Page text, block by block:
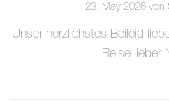
23. May 2026 von
Unser herzlichstes Beileid
Reise lieber